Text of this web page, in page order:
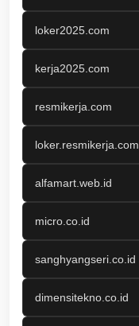
loker2025.com
kerja2025.com
resmikerja.com
loker.resmikerja.com
alfamart.web.id
micro.co.id
sanghyangseri.co.id
dimensitekno.co.id